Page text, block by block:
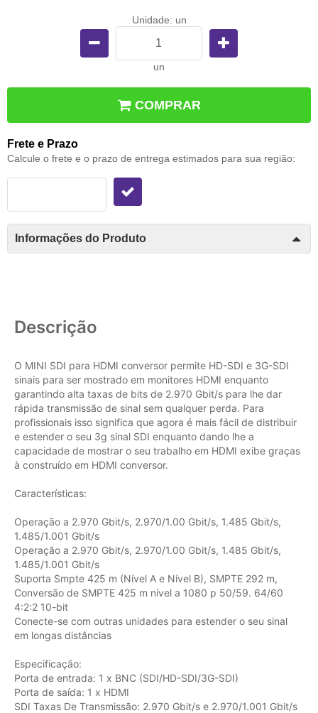
Unidade: un
un
COMPRAR
Frete e Prazo
Calcule o frete e o prazo de entrega estimados para sua região:
Informações do Produto
Descrição
O MINI SDI para HDMI conversor permite HD-SDI e 3G-SDI
sinais para ser mostrado em monitores HDMI enquanto
garantindo alta taxas de bits de 2.970 Gbit/s para lhe dar
rápida transmissão de sinal sem qualquer perda. Para
profissionais isso significa que agora é mais fácil de distribuir
e estender o seu 3g sinal SDI enquanto dando lhe a
capacidade de mostrar o seu trabalho em HDMI exibe graças
à construído em HDMI conversor.
Características:
Operação a 2.970 Gbit/s, 2.970/1.00 Gbit/s, 1.485 Gbit/s,
1.485/1.001 Gbit/s
Operação a 2.970 Gbit/s, 2.970/1.00 Gbit/s, 1.485 Gbit/s,
1.485/1.001 Gbit/s
Suporta Smpte 425 m (Nível A e Nível B), SMPTE 292 m,
Conversão de SMPTE 425 m nível a 1080 p 50/59. 64/60
4:2:2 10-bit
Conecte-se com outras unidades para estender o seu sinal
em longas distâncias
Especificação:
Porta de entrada: 1 x BNC (SDI/HD-SDI/3G-SDI)
Porta de saída: 1 x HDMI
SDI Taxas De Transmissão: 2.970 Gbit/s e 2.970/1.001 Gbit/s